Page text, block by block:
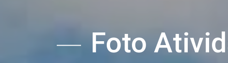
Foto